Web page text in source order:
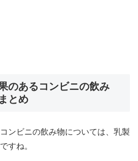
のあるコンビニの飲み
とめ
ンビニの飲み物については、乳製
すね。